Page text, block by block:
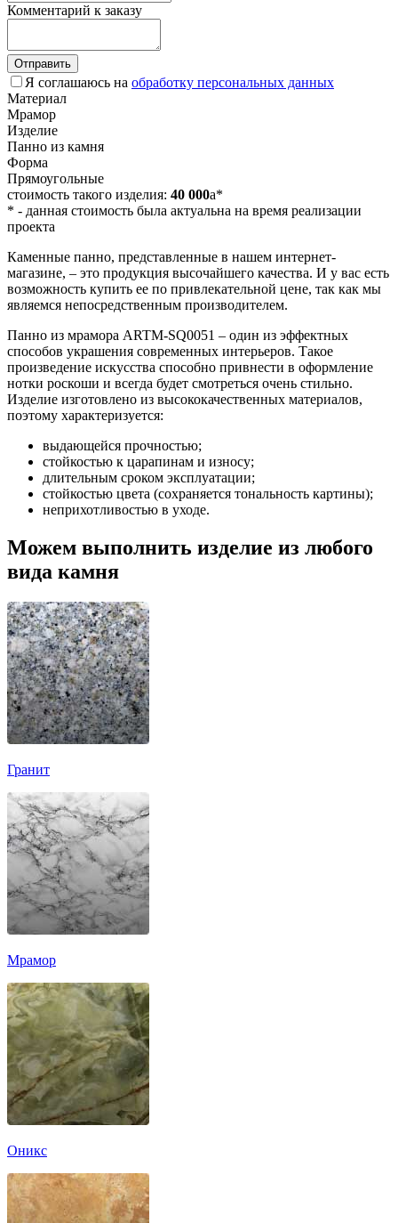
Комментарий к заказу
Отправить
Я соглашаюсь на обработку персональных данных
Материал
Мрамор
Изделие
Панно из камня
Форма
Прямоугольные
стоимость такого изделия: 40 000a*
* - данная стоимость была актуальна на время реализации
проекта
Каменные панно, представленные в нашем интернет-
магазине, – это продукция высочайшего качества. И у вас есть
возможность купить ее по привлекательной цене, так как мы
являемся непосредственным производителем.
Панно из мрамора ARTM-SQ0051 – один из эффектных
способов украшения современных интерьеров. Такое
произведение искусства способно привнести в оформление
нотки роскоши и всегда будет смотреться очень стильно.
Изделие изготовлено из высококачественных материалов,
поэтому характеризуется:
выдающейся прочностью;
стойкостью к царапинам и износу;
длительным сроком эксплуатации;
стойкостью цвета (сохраняется тональность картины);
неприхотливостью в уходе.
Можем выполнить изделие из любого
вида камня
Гранит
Мрамор
Оникс